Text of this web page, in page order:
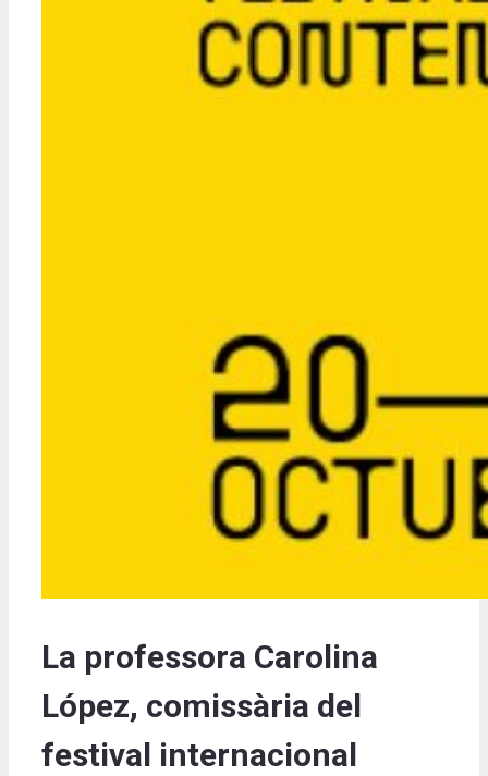
La professora Carolina
López, comissària del
festival internacional